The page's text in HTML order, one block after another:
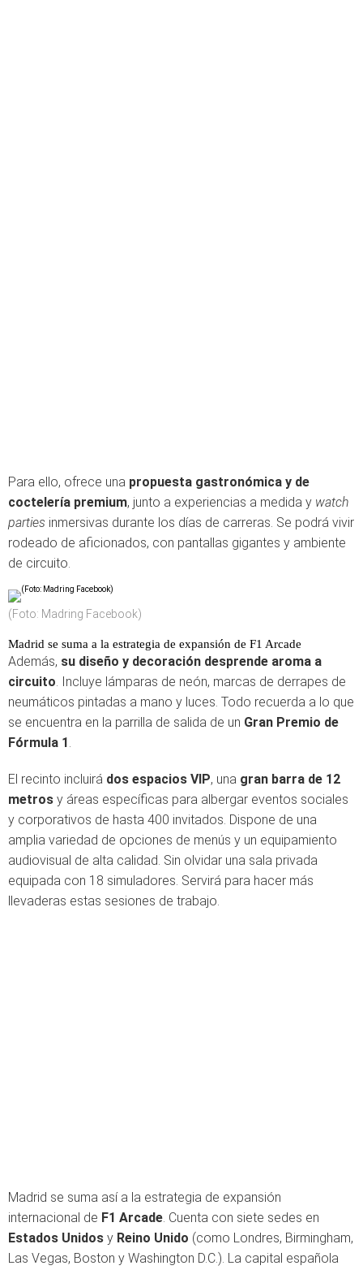
Para ello, ofrece una propuesta gastronómica y de
coctelería premium, junto a experiencias a medida y watch
parties inmersivas durante los días de carreras. Se podrá vivir
rodeado de aficionados, con pantallas gigantes y ambiente
de circuito.
(Foto: Madring Facebook)
Madrid se suma a la estrategia de expansión de F1 Arcade
Además, su diseño y decoración desprende aroma a
circuito. Incluye lámparas de neón, marcas de derrapes de
neumáticos pintadas a mano y luces. Todo recuerda a lo que
se encuentra en la parrilla de salida de un Gran Premio de
Fórmula 1.
El recinto incluirá dos espacios VIP, una gran barra de 12
metros y áreas específicas para albergar eventos sociales
y corporativos de hasta 400 invitados. Dispone de una
amplia variedad de opciones de menús y un equipamiento
audiovisual de alta calidad. Sin olvidar una sala privada
equipada con 18 simuladores. Servirá para hacer más
llevaderas estas sesiones de trabajo.
Madrid se suma así a la estrategia de expansión
internacional de F1 Arcade. Cuenta con siete sedes en
Estados Unidos y Reino Unido (como Londres, Birmingham,
Las Vegas, Boston y Washington D.C.). La capital española